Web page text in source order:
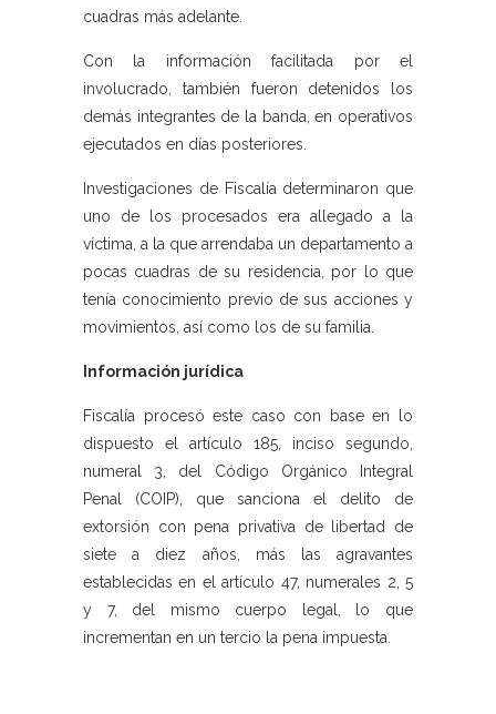
cuadras más adelante.
Con la información facilitada por el
involucrado, también fueron detenidos los
demás integrantes de la banda, en operativos
ejecutados en días posteriores.
Investigaciones de Fiscalía determinaron que
uno de los procesados era allegado a la
víctima, a la que arrendaba un departamento a
pocas cuadras de su residencia, por lo que
tenía conocimiento previo de sus acciones y
movimientos, así como los de su familia.
Información jurídica
Fiscalía procesó este caso con base en lo
dispuesto el artículo 185, inciso segundo,
numeral 3, del Código Orgánico Integral
Penal (COIP), que sanciona el delito de
extorsión con pena privativa de libertad de
siete a diez años, más las agravantes
establecidas en el artículo 47, numerales 2, 5
y 7, del mismo cuerpo legal, lo que
incrementan en un tercio la pena impuesta.